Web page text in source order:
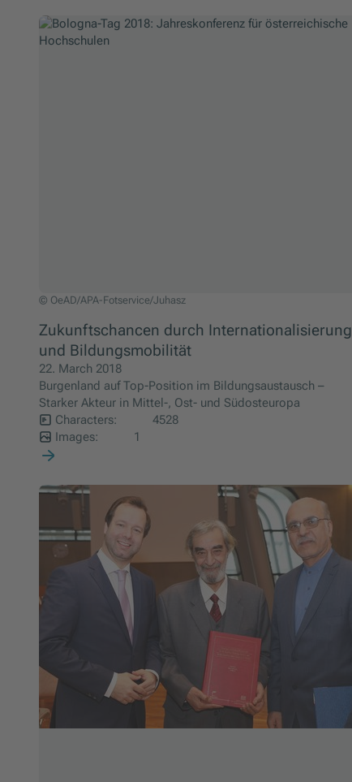
© OeAD/APA-Fotservice/Juhasz
OeAD/APA-Fotservice/Juhasz
Zukunftschancen durch Internationalisierung
und Bildungsmobilität
22. March 2018
Burgenland auf Top-Position im Bildungsaustausch –
Starker Akteur in Mittel-, Ost- und Südosteuropa
Characters:
4528
Images:
1